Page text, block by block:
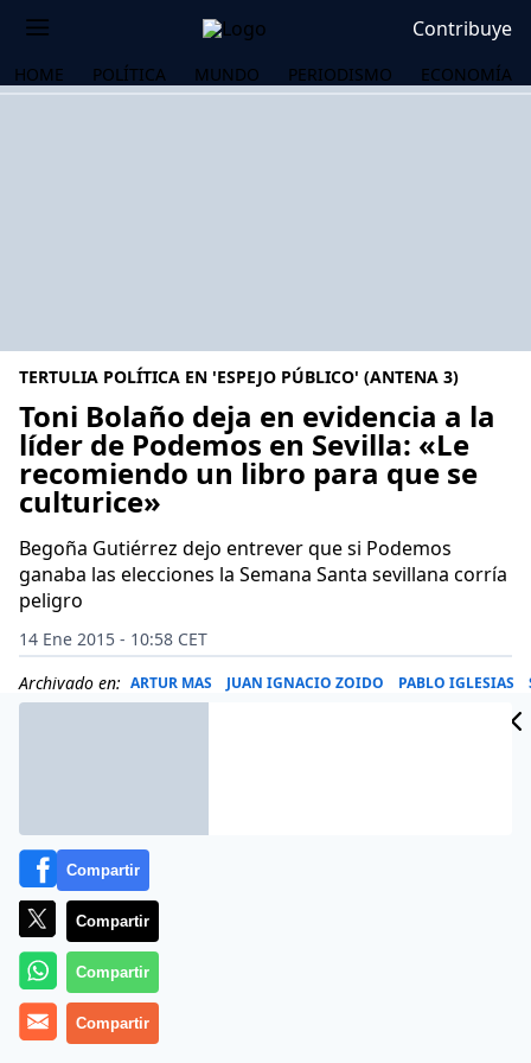
Contribuye
HOME POLÍTICA MUNDO PERIODISMO ECONOMÍA
TERTULIA POLÍTICA EN 'ESPEJO PÚBLICO' (ANTENA 3)
Toni Bolaño deja en evidencia a la
líder de Podemos en Sevilla: «Le
recomiendo un libro para que se
culturice»
Begoña Gutiérrez dejo entrever que si Podemos
ganaba las elecciones la Semana Santa sevillana corría
peligro
14 Ene 2015 - 10:58 CET
Archivado en: ARTUR MAS JUAN IGNACIO ZOIDO PABLO IGLESIAS
Compartir
Compartir
Compartir
Compartir